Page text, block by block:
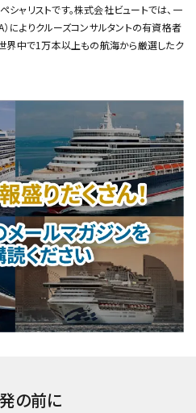
ャリストです。株式会社ビュートでは、一
によりクルーズコンサルタントの有資格者
界中で1万本以上もの航海から厳選したク
の前に